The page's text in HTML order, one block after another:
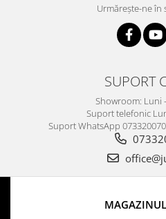
Urmărește-ne în
SUPORT
Showroom: Luni
Suport telefonic
Suport WhatsApp